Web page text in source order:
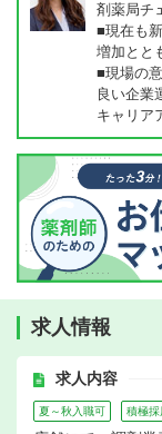
剤薬局チ
■現在も
増加とと
■現場の
良い企業
キャリア
求人情報
求人内容
夏～秋入職可 積極採